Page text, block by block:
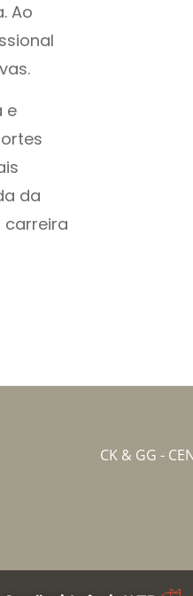
Ao
e
da
carreira
CK & GG -